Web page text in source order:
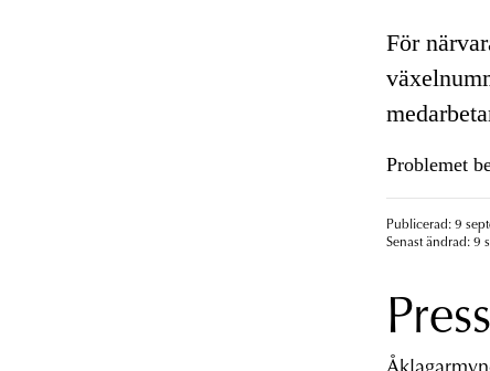
För
Problemet
Publicerad: 9
Senast ändrad: 9